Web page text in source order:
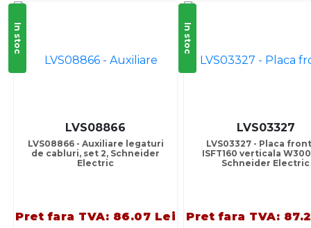
In stoc
LVS08866
LVS08866 - Auxiliare legaturi
de cabluri, set 2, Schneider
Electric
Pret fara TVA: 86.07 Lei
In stoc
LVS03327
LVS03327 - Placa
ISFT160 verticala
Schneider Electric
Pret fara TVA: